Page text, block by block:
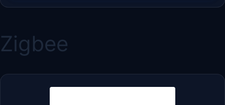
Zigbee